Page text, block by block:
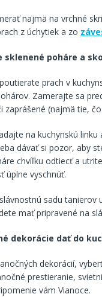
najmä na vrchné
z úchytiek a zo
sklenené poháre a
prach v
Zamerajte sa
zaprášené (najmä tie,
na kuchynskú linku
dávať si pozor, aby
chvíľku odtiecť a
úplne vyschnúť.
sadu tanierov
mať pripravené na
dekorácie dať do
dekorácií,
prestieranie,
vám Vianoce.